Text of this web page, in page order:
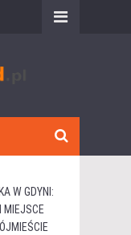
W GDYNI:
MIEJSCE